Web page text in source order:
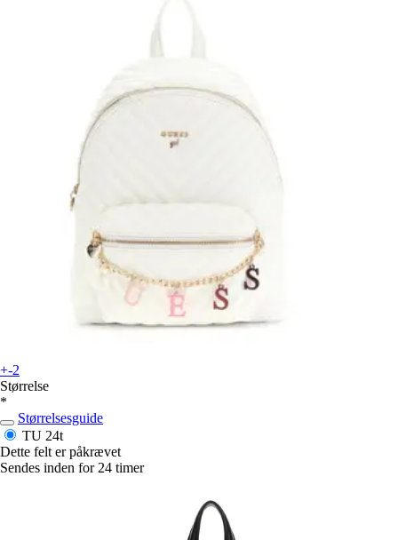
+-2
Størrelse
*
Størrelsesguide
TU 24t
Dette felt er påkrævet
Sendes inden for 24 timer